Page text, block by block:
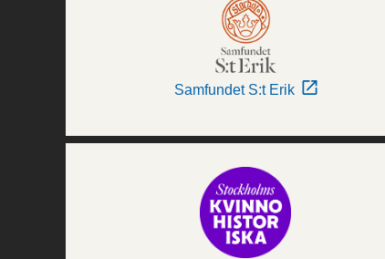
Samfundet S:t Erik